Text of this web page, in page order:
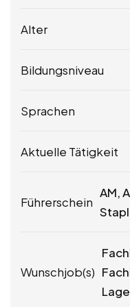
Alter
Bildungsniveau
Sprachen
Aktuelle Tätigkeit
Führerschein
AM,
Wunschjob(s)